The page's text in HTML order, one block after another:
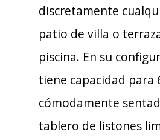
discretamente
patio de villa o
piscina. En su
tiene capacidad para
cómodamente
tablero de listones